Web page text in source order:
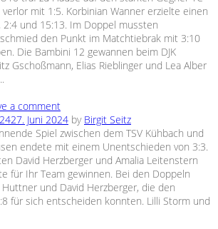
mit 1:5. Korbinian Wanner erzielte einen
2:4 und 15:13. Im Doppel mussten
den Punkt im Matchtiebrak mit 3:10
Die Bambini 12 gewannen beim DJK
Gschoßmann, Elias Rieblinger und Lea Alber
a comment
27. Juni 2024 by Birgit Seitz
Spiel zwischen dem TSV Kühbach und
endete mit einem Unentschieden von 3:3.
David Herzberger und Amalia Leitenstern
für Ihr Team gewinnen. Bei den Doppeln
und David Herzberger, die den
für sich entscheiden konnten. Lilli Storm und